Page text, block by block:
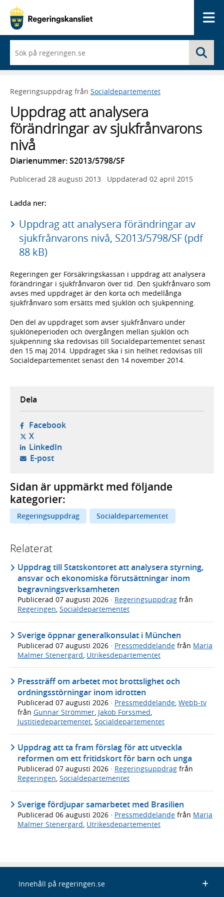
du
börjar
skriva
framträder
lista
med
sökförslag
Regeringsuppdrag från Socialdepartementet
Uppdrag att analysera
förändringar av sjukfrånvarons
nivå
Diarienummer: S2013/5798/SF
Publicerad 28 augusti 2013 Uppdaterad 02 april 2015
Ladda ner:
Uppdrag att analysera förändringar av
sjukfrånvarons nivå, S2013/5798/SF (pdf
88 kB)
Regeringen ger Försäkringskassan i uppdrag att analysera
förändringar i sjukfrånvaron över tid. Den sjukfrånvaro som
avses med uppdraget är den korta och medellånga
sjukfrånvaro som ersätts med sjuklön och sjukpenning.
Den del av uppdraget som avser sjukfrånvaro under
sjuklöneperioden och övergången mellan sjuklön och
sjukpenning ska redovisas till Socialdepartementet senast
den 15 maj 2014. Uppdraget ska i sin helhet redovisas till
Socialdepartementet senast den 14 november 2014.
Dela
Facebook- öppnas i ny flik, extern webbplats,
X- öppnas i ny flik, extern webbplats,
LinkedIn- öppnas i ny flik, extern webbplats,
E-post- öppnar din e-postklient,
Sidan är uppmärkt med följande
kategorier:
Regeringsuppdrag Socialdepartementet
Relaterat
Uppdrag till Statskontoret att analysera styrning,
ansvar och ekonomiska förutsättningar inom
begravningsverksamheten
Publicerad 07 augusti 2026 · Regeringsuppdrag från
Regeringen, Socialdepartementet
Sverige öppnar generalkonsulat i München
Publicerad 07 augusti 2026 · Pressmeddelande från Maria
Malmer Stenergard, Utrikesdepartementet
Pressträff om arbetet mot brottslighet och
ordningsstörningar inom idrotten
Publicerad 07 augusti 2026 · Pressmeddelande Webb-tv
från Gunnar Strömmer Jakob Forssmed
Justitiedepartementet Socialdepartementet
Uppdrag att ta fram förslag för att utveckla
reformen om ett fritidskort för barn och unga
Publicerad 07 augusti 2026 · Regeringsuppdrag från
Regeringen, Socialdepartementet
Sverige fördjupar samarbetet med Brasilien
Publicerad 06 augusti 2026 · Pressmeddelande från Maria
Malmer Stenergard, Utrikesdepartementet
Innehåll på regeringen.se